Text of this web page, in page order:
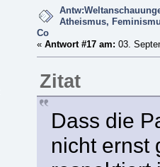
Atheismus,
Co
« Antwort #17 am: 03.
Zitat
Dass die
nicht ernst